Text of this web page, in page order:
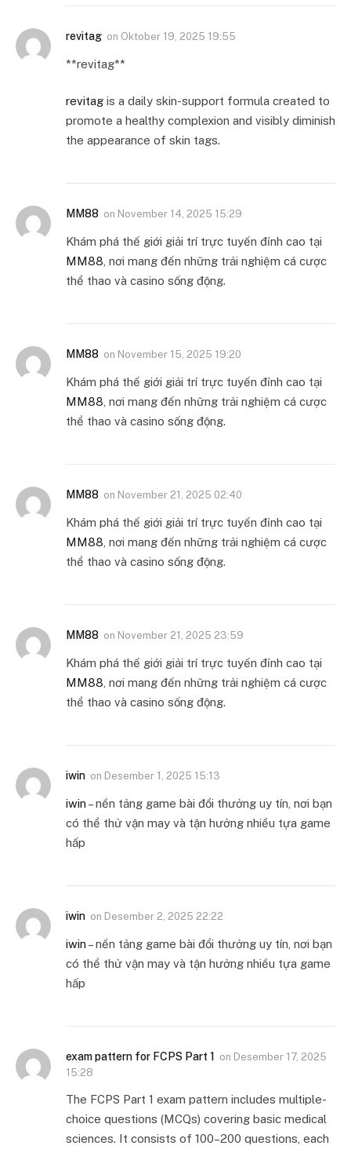
revitag on Oktober 19, 2025 19:55
** revitag**
revitag is a daily skin-support formula created to
promote a healthy complexion and visibly diminish
the appearance of skin tags.
MM88 on November 14, 2025 15:29
Khám phá thế giới giải trí trực tuyến đỉnh cao tại
MM88, nơi mang đến những trải nghiệm cá cược
thể thao và casino sống động.
MM88 on November 15, 2025 19:20
Khám phá thế giới giải trí trực tuyến đỉnh cao tại
MM88, nơi mang đến những trải nghiệm cá cược
thể thao và casino sống động.
MM88 on November 21, 2025 02:40
Khám phá thế giới giải trí trực tuyến đỉnh cao tại
MM88, nơi mang đến những trải nghiệm cá cược
thể thao và casino sống động.
MM88 on November 21, 2025 23:59
Khám phá thế giới giải trí trực tuyến đỉnh cao tại
MM88, nơi mang đến những trải nghiệm cá cược
thể thao và casino sống động.
iwin on Desember 1, 2025 15:13
iwin – nền tảng game bài đổi thưởng uy tín, nơi bạn
có thể thử vận may và tận hưởng nhiều tựa game
hấp
iwin on Desember 2, 2025 22:22
iwin – nền tảng game bài đổi thưởng uy tín, nơi bạn
có thể thử vận may và tận hưởng nhiều tựa game
hấp
exam pattern for FCPS Part 1 on Desember 17, 2025
15:28
The FCPS Part 1 exam pattern includes multiple-
choice questions (MCQs) covering basic medical
sciences. It consists of 100–200 questions, each